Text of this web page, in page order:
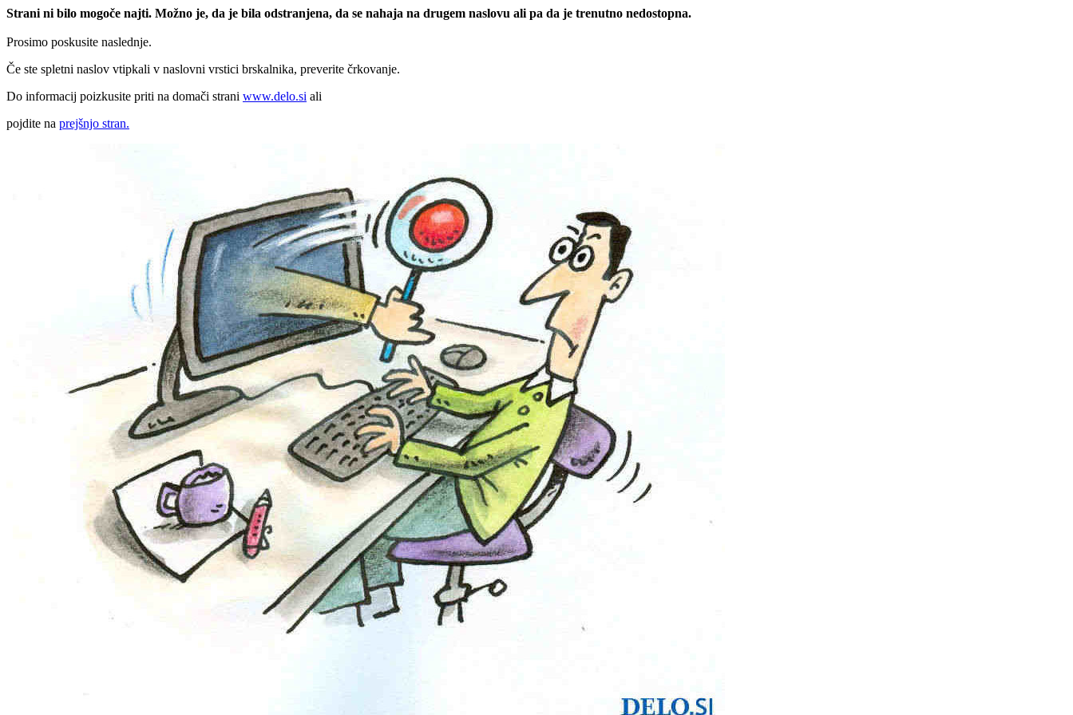
Strani ni bilo mogoče najti. Možno je, da je bila odstranjena, da se nahaja na drugem naslovu ali pa da je trenutno nedostopna.
Prosimo poskusite naslednje.
Če ste spletni naslov vtipkali v naslovni vrstici brskalnika, preverite črkovanje.
Do informacij poizkusite priti na domači strani www.delo.si ali
pojdite na prejšnjo stran.